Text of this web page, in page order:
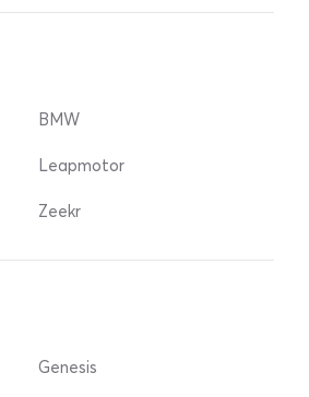
BMW
Leapmotor
Zeekr
Genesis